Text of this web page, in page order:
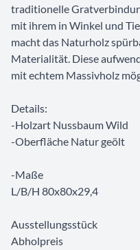
traditionelle
mit ihrem in Winkel und
macht das Naturholz
Materialität. Diese
mit echtem Massivholz
Details:
-Holzart Nussbaum Wild
-Oberfläche Natur geölt
-Maße
L/B/H 80x80x29,4
Ausstellungsstück
Abholpreis